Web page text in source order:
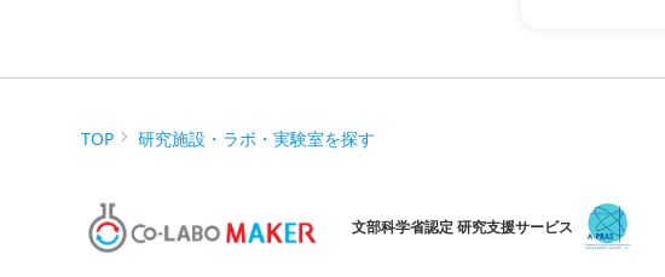
TOP 研究施設・ラボ・実験室を探す
文部科学省認定 研究支援サービス